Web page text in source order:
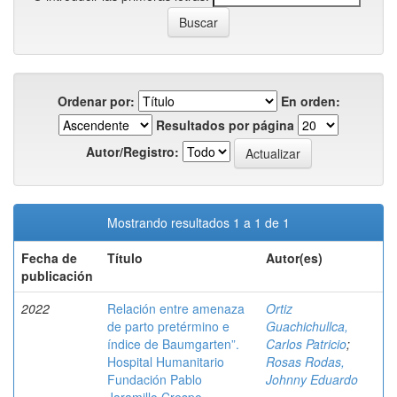
Ordenar por:
En orden:
Resultados por página
Autor/Registro:
Mostrando resultados 1 a 1 de 1
Fecha de
publicación
Título Autor(es)
2022
Relación entre amenaza
de parto pretérmino e
índice de Baumgarten”.
Hospital Humanitario
Fundación Pablo
Ortiz
Guachichullca,
Carlos Patricio;
Rosas Rodas,
Johnny Eduardo